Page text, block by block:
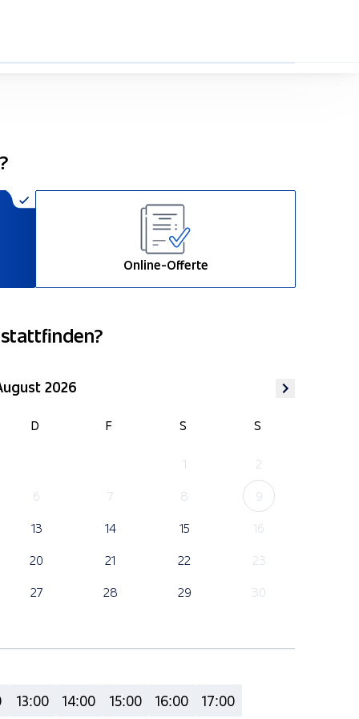
Online-Offerte
2026
D F S S
1
2
6 7 8
9
13 14 15
16
20 21 22
23
27 28 29
30
13:00 14:00 15:00 16:00 17:00